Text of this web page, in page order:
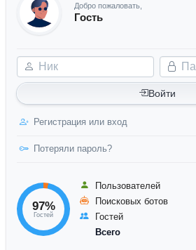
Добро пожаловать,
Гость
Ник Пароль
Войти
Регистрация или вход
Потеряли пароль?
97%
Гостей
Пользователей
Поисковых ботов
Гостей
Всего